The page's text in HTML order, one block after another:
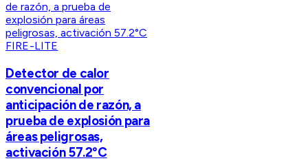
FIRE-LITE
Detector de calor
convencional por
anticipación de razón, a
prueba de explosión para
áreas peligrosas,
activación 57.2°C